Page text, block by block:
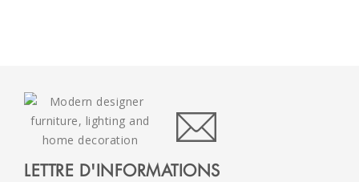
LETTRE D'INFORMATIONS